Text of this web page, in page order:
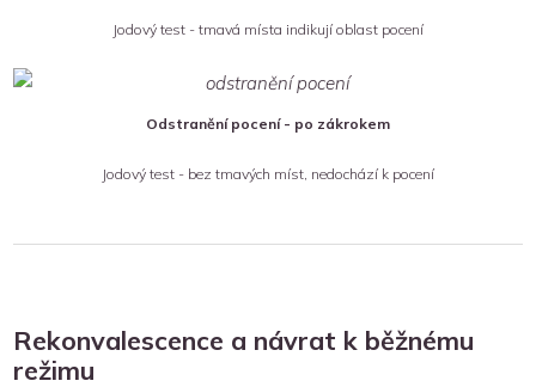
Jodový test - tmavá místa indikují oblast pocení
Odstranění pocení - po zákrokem
Jodový test - bez tmavých míst, nedochází k pocení
Rekonvalescence a návrat k běžnému
režimu